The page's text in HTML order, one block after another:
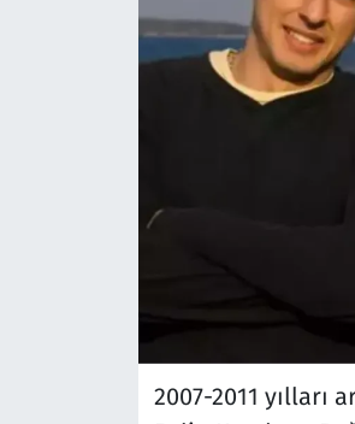
2007-2011 yılları